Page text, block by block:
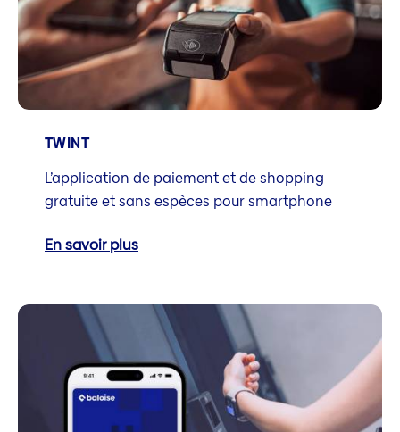
TWINT
L’application de paiement et de shopping
gratuite et sans espèces pour smartphone
En savoir plus